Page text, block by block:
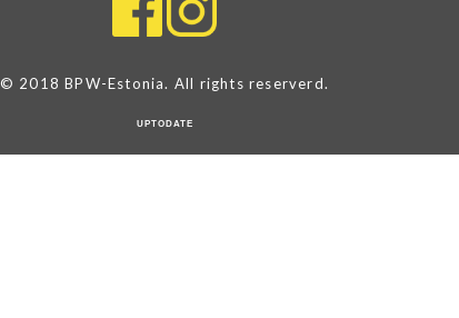
© 2018 BPW-Estonia. All rights reserverd.
UPTODATE